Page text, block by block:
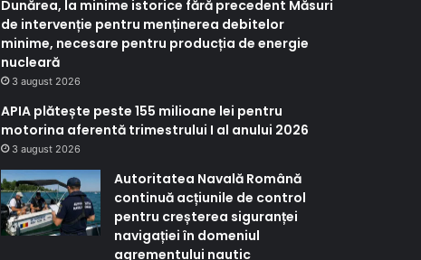
Dunărea, la minime istorice fără precedent Măsuri
de intervenție pentru menținerea debitelor
minime, necesare pentru producția de energie
nucleară
3 august 2026
APIA plătește peste 155 milioane lei pentru
motorina aferentă trimestrului I al anului 2026
3 august 2026
Autoritatea Navală Română
continuă acțiunile de control
pentru creșterea siguranței
navigației în domeniul
agrementului nautic